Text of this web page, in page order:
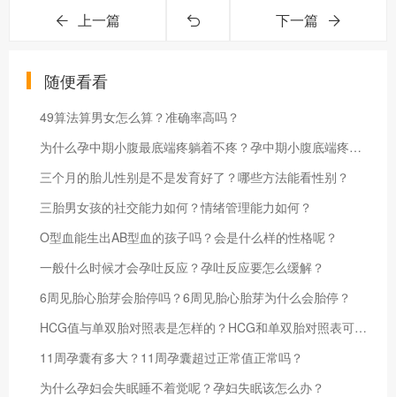
上一篇 下一篇
随便看看
49算法算男女怎么算？准确率高吗？
为什么孕中期小腹最底端疼躺着不疼？孕中期小腹底端疼怎么缓解？
三个月的胎儿性别是不是发育好了？哪些方法能看性别？
三胎男女孩的社交能力如何？情绪管理能力如何？
O型血能生出AB型血的孩子吗？会是什么样的性格呢？
一般什么时候才会孕吐反应？孕吐反应要怎么缓解？
6周见胎心胎芽会胎停吗？6周见胎心胎芽为什么会胎停？
HCG值与单双胎对照表是怎样的？HCG和单双胎对照表可以看出什么问题？
11周孕囊有多大？11周孕囊超过正常值正常吗？
为什么孕妇会失眠睡不着觉呢？孕妇失眠该怎么办？